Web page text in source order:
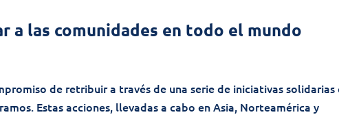
a las comunidades en todo el mundo
de retribuir a través de una serie de iniciativas solidarias
Estas acciones, llevadas a cabo en Asia, Norteamérica y